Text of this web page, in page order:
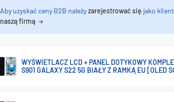
Aby uzyskać ceny B2B należyzarejestrować się jako
naszą firmą
WYŚWIETLACZ LCD + PANEL DOTYKOWY
S901 GALAXY S22 5G BIAŁY Z RAMKĄ EU [OLED